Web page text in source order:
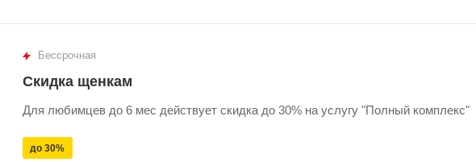
Бессрочная
Скидка щенкам
Для любимцев до 6 мес действует скидка до 30% на услугу "Полный комплекс"
до 30%